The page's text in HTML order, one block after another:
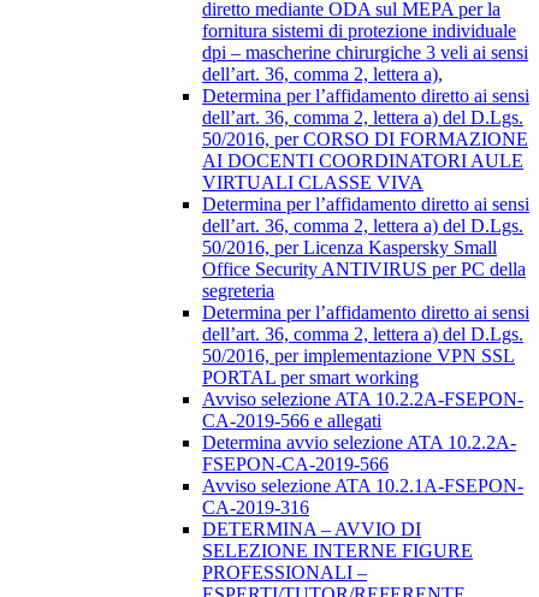
diretto mediante ODA sul MEPA per la
fornitura sistemi di protezione individuale
dpi – mascherine chirurgiche 3 veli ai sensi
dell’art. 36, comma 2, lettera a),
Determina per l’affidamento diretto ai sensi
dell’art. 36, comma 2, lettera a) del D.Lgs.
50/2016, per CORSO DI FORMAZIONE
AI DOCENTI COORDINATORI AULE
VIRTUALI CLASSE VIVA
Determina per l’affidamento diretto ai sensi
dell’art. 36, comma 2, lettera a) del D.Lgs.
50/2016, per Licenza Kaspersky Small
Office Security ANTIVIRUS per PC della
segreteria
Determina per l’affidamento diretto ai sensi
dell’art. 36, comma 2, lettera a) del D.Lgs.
50/2016, per implementazione VPN SSL
PORTAL per smart working
Avviso selezione ATA 10.2.2A-FSEPON-
CA-2019-566 e allegati
Determina avvio selezione ATA 10.2.2A-
FSEPON-CA-2019-566
Avviso selezione ATA 10.2.1A-FSEPON-
CA-2019-316
DETERMINA – AVVIO DI
SELEZIONE INTERNE FIGURE
PROFESSIONALI –